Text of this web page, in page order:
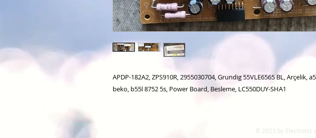
APDP-182A2, ZPS910R, 2955030704, Grundig 55VLE6565 BL, Arçelik,
beko, b55l 8752 5s, Power Board, Besleme, LC550DUY-SHA1
© 2023 by Electronic